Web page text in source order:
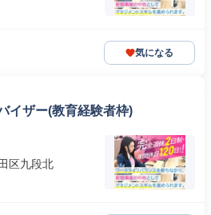
気になる
イザー(教育経験者枠)
区九段北